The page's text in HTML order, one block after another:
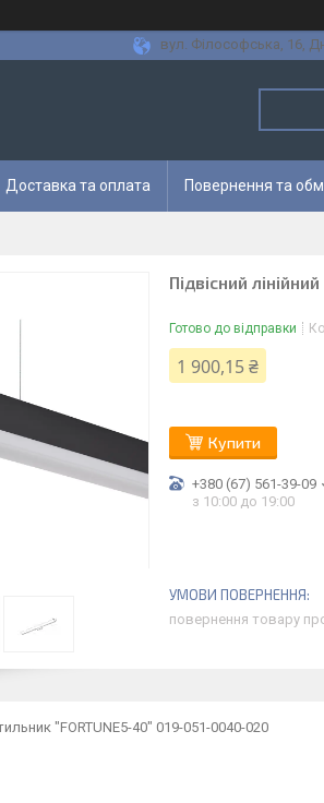
вул. Філософська, 16,
Доставка та оплата Повернення та
Підвісний
Готово до відправки
1 900,15 ₴
Купити
+380 (67) 561-39-09
з 10:00 до 19:00
повернення товару
"FORTUNE5-40" 019-051-0040-020